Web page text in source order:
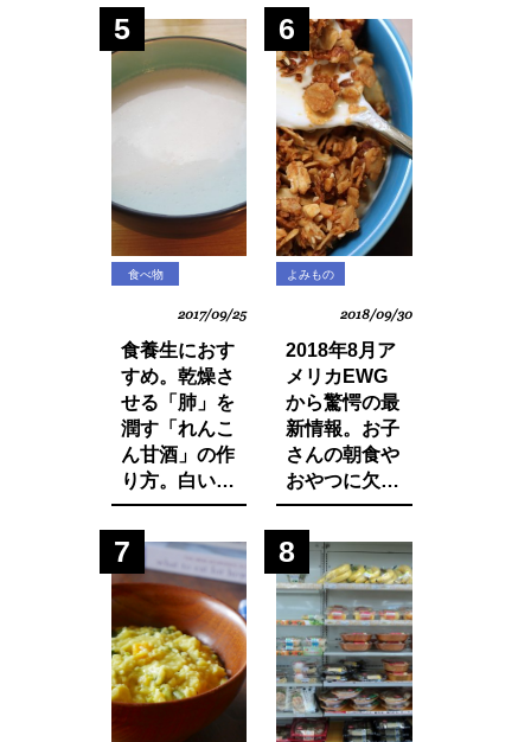
フェの作り方
5
食べ物
2017/09/25
食養生におす
すめ。乾燥さ
せる「肺」を
潤す「れんこ
ん甘酒」の作
り方。白い食
材でカラダを
養おう。
6
よみもの
2018/09/30
2018年8月ア
メリカEWG
から驚愕の最
新情報。お子
さんの朝食や
おやつに欠か
せないシリア
ルから大量の
発がん性物質
グリホサート
が検出！
7 8